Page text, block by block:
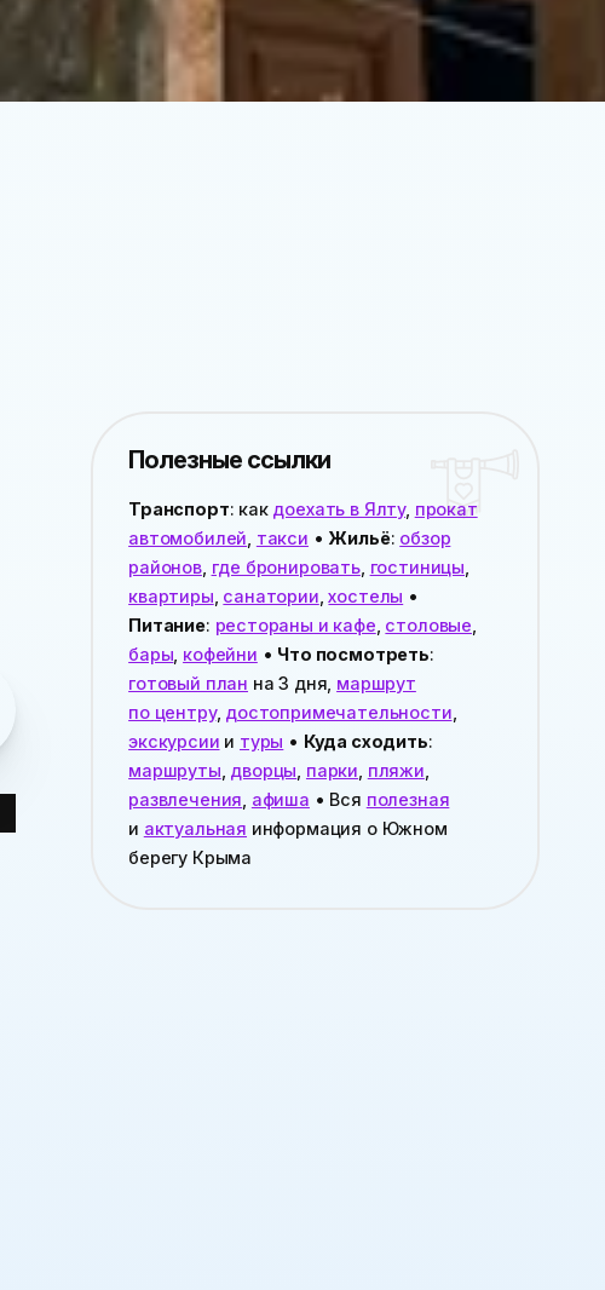
Полезные ссылки
Транспорт: как доехать в Ялту, прокат
автомобилей такси • Жильё: обзор
районов, где бронировать, гостиницы
квартиры санатории ,хостелы •
Питание: рестораны и кафе столовые
бары кофейни • Что посмотреть:
готовый план на 3 дня, маршрут
по центру, достопримечательности
экскурсии и туры • Куда сходить:
маршруты дворцы парки пляжи
развлечения афиша • Вся полезная
и актуальная информация о Южном
берегу Крыма